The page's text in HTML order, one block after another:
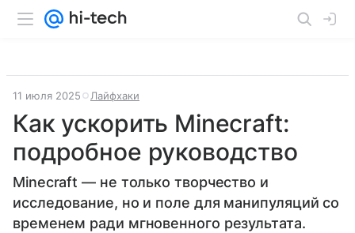
11 июля 2025 Лайфхаки
Как ускорить Minecraft:
подробное руководство
Minecraft — не только творчество и
исследование, но и поле для манипуляций со
временем ради мгновенного результата.